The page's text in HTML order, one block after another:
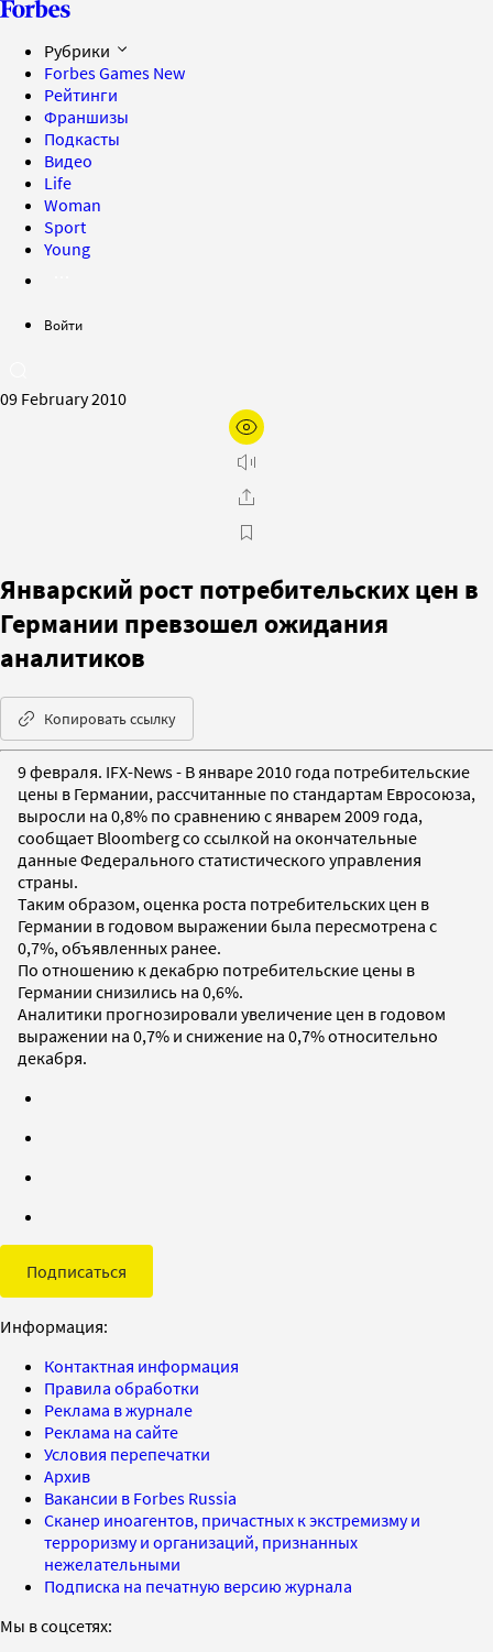
Рубрики
Forbes Games New
Рейтинги
Франшизы
Подкасты
Видео
Life
Woman
Sport
Young
Войти
09 February 2010
Январский рост потребительских цен в
Германии превзошел ожидания
аналитиков
Копировать ссылку
9 февраля. IFX-News - В январе 2010 года потребительские
цены в Германии, рассчитанные по стандартам Евросоюза,
выросли на 0,8% по сравнению с январем 2009 года,
сообщает Bloomberg со ссылкой на окончательные
данные Федерального статистического управления
страны.
Таким образом, оценка роста потребительских цен в
Германии в годовом выражении была пересмотрена с
0,7%, объявленных ранее.
По отношению к декабрю потребительские цены в
Германии снизились на 0,6%.
Аналитики прогнозировали увеличение цен в годовом
выражении на 0,7% и снижение на 0,7% относительно
декабря.
Подписаться
Информация:
Контактная информация
Правила обработки
Реклама в журнале
Реклама на сайте
Условия перепечатки
Архив
Вакансии в Forbes Russia
Сканер иноагентов, причастных к экстремизму и
терроризму и организаций, признанных
нежелательными
Подписка на печатную версию журнала
Мы в соцсетях: